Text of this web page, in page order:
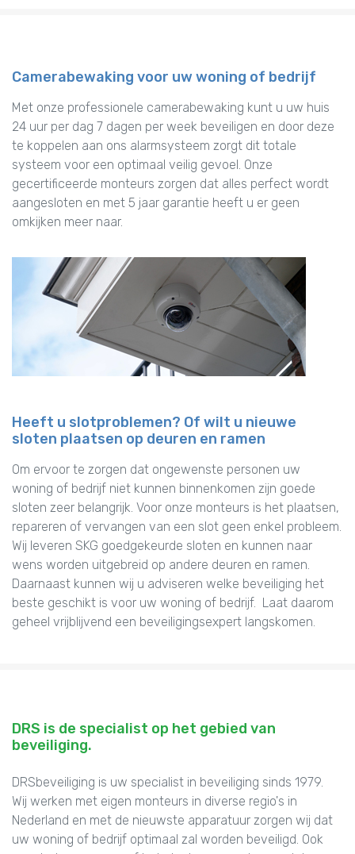
Camerabewaking voor uw woning of bedrijf
Met onze professionele camerabewaking kunt u uw huis
24 uur per dag 7 dagen per week beveiligen en door deze
te koppelen aan ons alarmsysteem zorgt dit totale
systeem voor een optimaal veilig gevoel. Onze
gecertificeerde monteurs zorgen dat alles perfect wordt
aangesloten en met 5 jaar garantie heeft u er geen
omkijken meer naar.
Heeft u slotproblemen? Of wilt u nieuwe
sloten plaatsen op deuren en ramen
Om ervoor te zorgen dat ongewenste personen uw
woning of bedrijf niet kunnen binnenkomen zijn goede
sloten zeer belangrijk. Voor onze monteurs is het plaatsen,
repareren of vervangen van een slot geen enkel probleem.
Wij leveren SKG goedgekeurde sloten en kunnen naar
wens worden uitgebreid op andere deuren en ramen.
Daarnaast kunnen wij u adviseren welke beveiliging het
beste geschikt is voor uw woning of bedrijf. Laat daarom
geheel vrijblijvend een beveiligingsexpert langskomen.
DRS is de specialist op het gebied van
beveiliging.
DRSbeveiliging is uw specialist in beveiliging sinds 1979.
Wij werken met eigen monteurs in diverse regio's in
Nederland en met de nieuwste apparatuur zorgen wij dat
uw woning of bedrijf optimaal zal worden beveiligd. Ook